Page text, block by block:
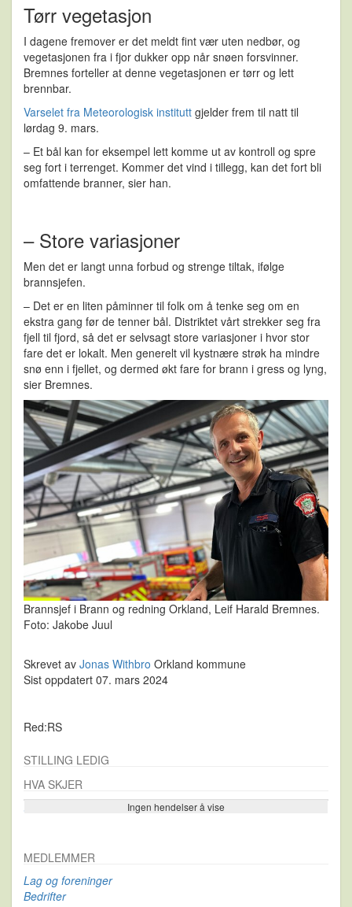
Tørr vegetasjon
I dagene fremover er det meldt fint vær uten nedbør, og
vegetasjonen fra i fjor dukker opp når snøen forsvinner.
Bremnes forteller at denne vegetasjonen er tørr og lett
brennbar.
Varselet fra Meteorologisk institutt gjelder frem til natt til
lørdag 9. mars.
– Et bål kan for eksempel lett komme ut av kontroll og spre
seg fort i terrenget. Kommer det vind i tillegg, kan det fort bli
omfattende branner, sier han.
– Store variasjoner
Men det er langt unna forbud og strenge tiltak, ifølge
brannsjefen.
– Det er en liten påminner til folk om å tenke seg om en
ekstra gang før de tenner bål. Distriktet vårt strekker seg fra
fjell til fjord, så det er selvsagt store variasjoner i hvor stor
fare det er lokalt. Men generelt vil kystnære strøk ha mindre
snø enn i fjellet, og dermed økt fare for brann i gress og lyng,
sier Bremnes.
Brannsjef i Brann og redning Orkland, Leif Harald Bremnes.
Foto: Jakobe Juul
Skrevet av Jonas Withbro Orkland kommune
Sist oppdatert 07. mars 2024
Red:RS
STILLING LEDIG
HVA SKJER
Ingen hendelser å vise
Se flere…
MEDLEMMER
Lag og foreninger
Bedrifter